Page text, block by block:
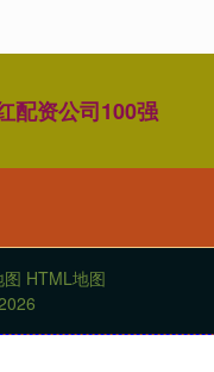
配资公司100强
图 HTML地图